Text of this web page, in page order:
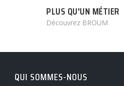
PLUS QU'UN MÉTIER
Découvrez BROUM
QUI SOMMES-NOUS